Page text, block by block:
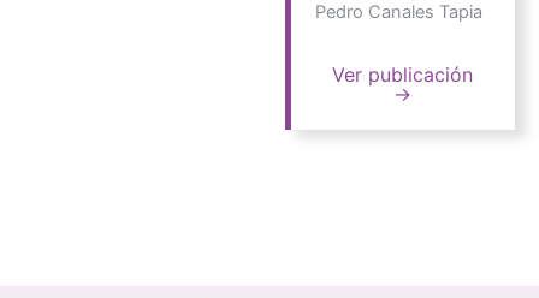
Pedro Canales Tapia
Ver publicación
→